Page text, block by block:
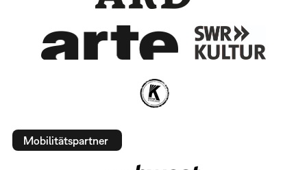
Mobilitätspartner